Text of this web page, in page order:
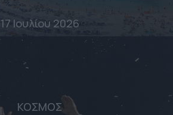
17 Ιουλίου 2026
ΚΟΣΜΟΣ